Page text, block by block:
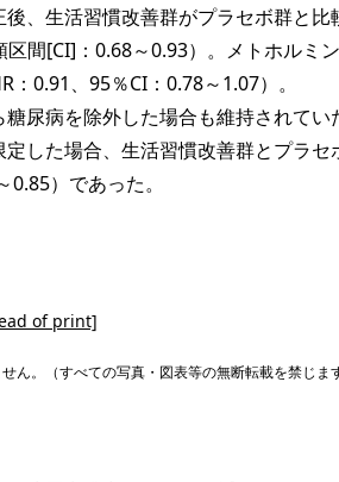
、生活習慣改善群がプラセボ群と比
間[CI]：0.68～0.93）。メトホルミ
0.91、95％CI：0.78～1.07）。
尿病を除外した場合も維持されてい
した場合、生活習慣改善群とプラセ
）であった。
of print]
ん。（すべての写真・図表等の無断転載を禁じま